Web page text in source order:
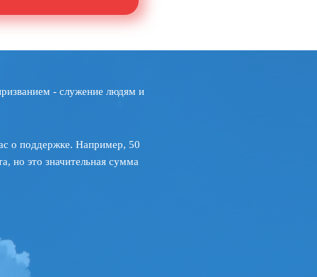
- служение людям и
о поддержке. Например, 50
но это значительная сумма